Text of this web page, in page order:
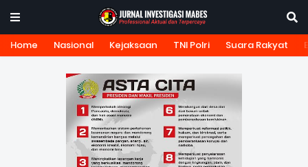
Home Nasional Kejaksaan TNI Polri Suara Rakyat